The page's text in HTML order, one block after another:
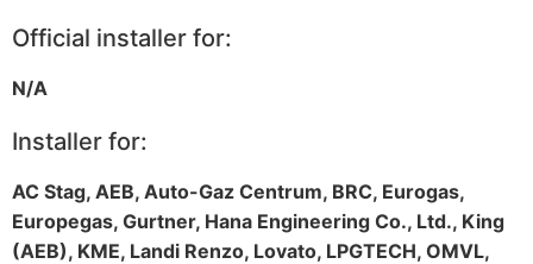
Official installer for:
N/A
Installer for:
AC Stag, AEB, Auto-Gaz Centrum, BRC, Eurogas,
Europegas, Gurtner, Hana Engineering Co., Ltd., King
(AEB), KME, Landi Renzo, Lovato, LPGTECH, OMVL,